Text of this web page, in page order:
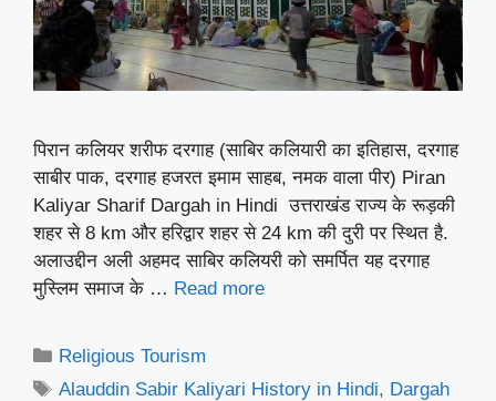
पिरान कलियर शरीफ दरगाह (साबिर कलियारी का इतिहास, दरगाह
साबीर पाक, दरगाह हजरत इमाम साहब, नमक वाला पीर) Piran
Kaliyar Sharif Dargah in Hindi उत्तराखंड राज्य के रूड़की
शहर से 8 km और हरिद्वार शहर से 24 km की दुरी पर स्थित है.
अलाउद्दीन अली अहमद साबिर कलियरी को समर्पित यह दरगाह
मुस्लिम समाज के … Read more
Categories
Religious Tourism
Tags
Alauddin Sabir Kaliyari History in Hindi, Dargah